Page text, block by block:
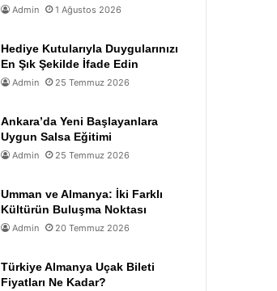
Admin 1 Ağustos 2026
Hediye Kutularıyla Duygularınızı
En Şık Şekilde İfade Edin
Admin 25 Temmuz 2026
Ankara’da Yeni Başlayanlara
Uygun Salsa Eğitimi
Admin 25 Temmuz 2026
Umman ve Almanya: İki Farklı
Kültürün Buluşma Noktası
Admin 20 Temmuz 2026
Türkiye Almanya Uçak Bileti
Fiyatları Ne Kadar?